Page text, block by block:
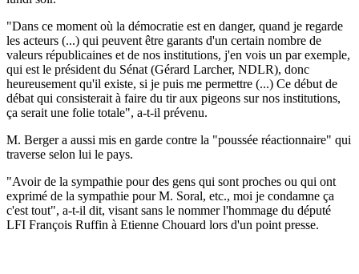
"Dans ce moment où la démocratie est en danger, quand je regarde
les acteurs (...) qui peuvent être garants d'un certain nombre de
valeurs républicaines et de nos institutions, j'en vois un par exemple,
qui est le président du Sénat (Gérard Larcher, NDLR), donc
heureusement qu'il existe, si je puis me permettre (...) Ce début de
débat qui consisterait à faire du tir aux pigeons sur nos institutions,
ça serait une folie totale", a-t-il prévenu.
M. Berger a aussi mis en garde contre la "poussée réactionnaire" qui
traverse selon lui le pays.
"Avoir de la sympathie pour des gens qui sont proches ou qui ont
exprimé de la sympathie pour M. Soral, etc., moi je condamne ça
c'est tout", a-t-il dit, visant sans le nommer l'hommage du député
LFI François Ruffin à Etienne Chouard lors d'un point presse.